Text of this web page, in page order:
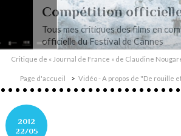
Compétition
Tous mes critiques des films en
officielle du Festival de Cannes
Critique de « Journal de France » de Claudine
Page d'accueil Vidéo - A propos de "De rouille
2012
22/05